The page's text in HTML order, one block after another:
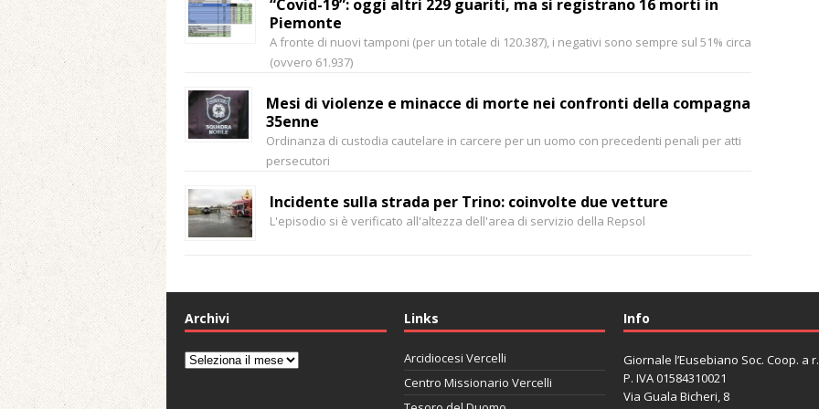
“Covid-19”: oggi altri 229 guariti, ma si registrano 16 morti in
Piemonte
A fronte di nuovi tamponi (per un totale di 120.387), i negativi sono sempre sul 51% circa
(ovvero 61.937)
Mesi di violenze e minacce di morte nei confronti della compagna
35enne
Ordinanza di custodia cautelare in carcere per un uomo con precedenti penali per atti
persecutori
Incidente sulla strada per Trino: coinvolte due vetture
L'episodio si è verificato all'altezza dell'area di servizio della Repsol
Archivi
Archivi
Links
Arcidiocesi Vercelli
Centro Missionario Vercelli
Info
Giornale l’Eusebiano Soc. Coop. a
P. IVA 01584310021
Via Guala Bicheri, 8